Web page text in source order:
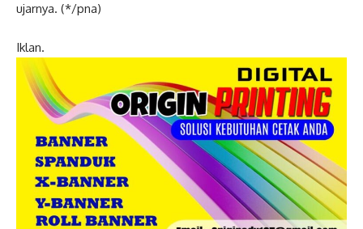
ujarnya. (*/pna)
Iklan.